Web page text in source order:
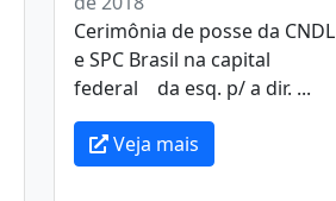
Cerimônia de posse da CNDL
e SPC Brasil na capital
federal da esq. p/ a dir. ...
Veja mais